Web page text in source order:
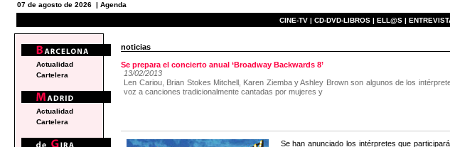
07 de agosto de 2026 | Agenda
CINE-TV | CD-DVD-LIBROS | ELL@S |
noticias
Se prepara el concierto anual ‘Broadway Backwards 8’
13/02/2013
Len Cariou, Brian Stokes Mitchell, Karen Ziemba y Ashley Brown son algunos de los
voz a canciones tradicionalmente cantadas por mujeres y
Se han anunciado los intérpretes que
Actualidad
Cartelera
Actualidad
Cartelera